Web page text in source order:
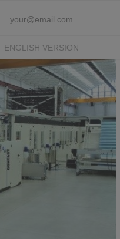
ENGLISH VERSION